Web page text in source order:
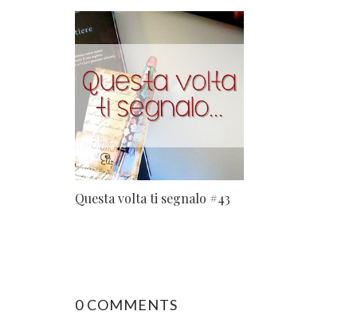
Questa volta ti segnalo #43
0 COMMENTS